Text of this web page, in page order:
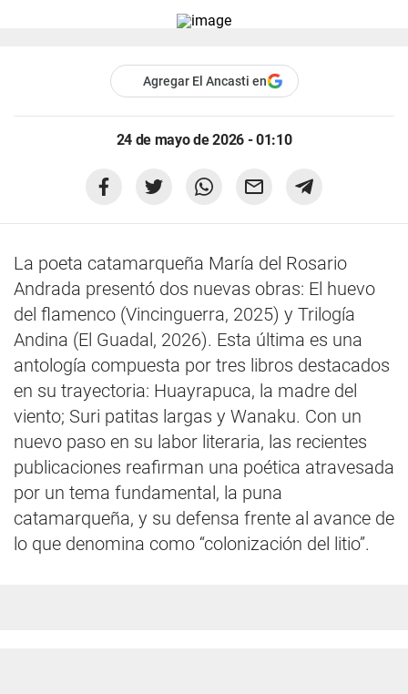
Agregar El Ancasti en
24 de mayo de 2026 - 01:10
La poeta catamarqueña María del Rosario
Andrada presentó dos nuevas obras: El huevo
del flamenco (Vincinguerra, 2025) y Trilogía
Andina (El Guadal, 2026). Esta última es una
antología compuesta por tres libros destacados
en su trayectoria: Huayrapuca, la madre del
viento; Suri patitas largas y Wanaku. Con un
nuevo paso en su labor literaria, las recientes
publicaciones reafirman una poética atravesada
por un tema fundamental, la puna
catamarqueña, y su defensa frente al avance de
lo que denomina como “colonización del litio”.